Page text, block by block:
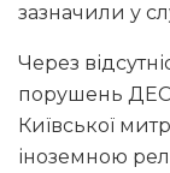
зазначили у
Через
порушень
Київської
іноземною